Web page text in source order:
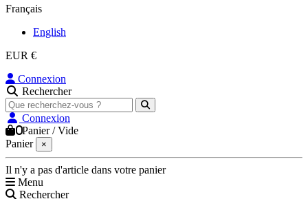
Français
English
EUR €
Connexion
Rechercher
Connexion
0Panier /Vide
Panier
×
Il n'y a pas d'article dans votre panier
Menu
Rechercher